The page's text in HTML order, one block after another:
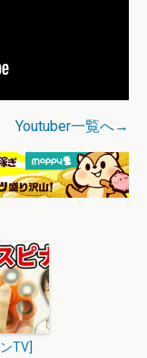
Youtuber一覧へ→
TV]